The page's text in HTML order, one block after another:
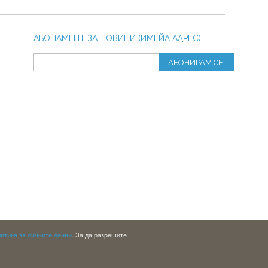
АБОНАМЕНТ ЗА НОВИНИ (ИМЕЙЛ АДРЕС)
АБОНИРАМ СЕ!
за личните данни. За да разрешите